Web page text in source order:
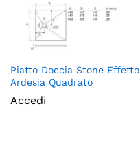
Piatto Doccia Stone Effetto
Ardesia Quadrato
Accedi